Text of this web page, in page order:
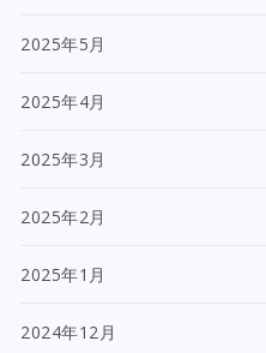
2025年5月
2025年4月
2025年3月
2025年2月
2025年1月
2024年12月